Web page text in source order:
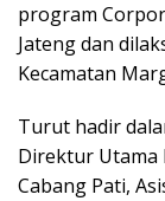
program
Jateng dan
Kecamatan
Turut hadir
Direktur Utama
Cabang Pati,